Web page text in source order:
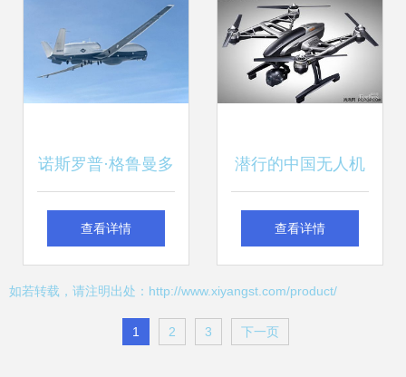
诺斯罗普·格鲁曼多
智能版本无人机首
行器市场迎来新纪
查看详情
潜行的中国无人机
大玩家 Yuneec 的
售之路
查看详情
如若转载，请注明出处：http://www.xiyangst.com/product/
1 2 3 下一页